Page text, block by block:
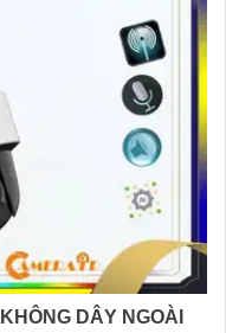
DÂY NGOÀI